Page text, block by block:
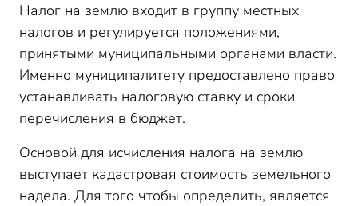
Налог на землю входит в группу местных
налогов и регулируется положениями,
принятыми муниципальными органами власти.
Именно муниципалитету предоставлено право
устанавливать налоговую ставку и сроки
перечисления в бюджет.
Основой для исчисления налога на землю
выступает кадастровая стоимость земельного
надела. Для того чтобы определить, является